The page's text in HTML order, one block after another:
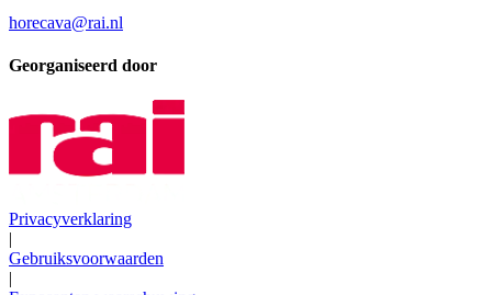
horecava@rai.nl
Georganiseerd door
Privacyverklaring
|
Gebruiksvoorwaarden
|